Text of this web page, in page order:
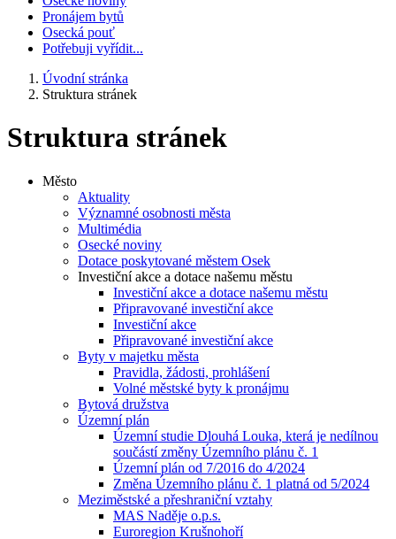
Pronájem bytů
Osecká pouť
Potřebuji vyřídit...
Úvodní stránka
Struktura stránek
Struktura stránek
Město
Aktuality
Významné osobnosti města
Multimédia
Osecké noviny
Dotace poskytované městem Osek
Investiční akce a dotace našemu městu
Investiční akce a dotace našemu městu
Připravované investiční akce
Investiční akce
Připravované investiční akce
Byty v majetku města
Pravidla, žádosti, prohlášení
Volné městské byty k pronájmu
Bytová družstva
Územní plán
Územní studie Dlouhá Louka, která je nedílnou
součástí změny Územního plánu č. 1
Územní plán od 7/2016 do 4/2024
Změna Územního plánu č. 1 platná od 5/2024
Meziměstské a přeshraniční vztahy
MAS Naděje o.p.s.
Euroregion Krušnohoří